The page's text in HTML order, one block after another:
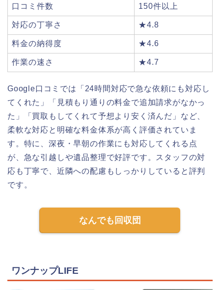
口コミ件数 150件以上
対応の丁寧さ ★4.8
料金の納得度 ★4.6
作業の速さ ★4.7
Google口コミでは「24時間対応で急な依頼にも対応し
てくれた」「見積もり通りの料金で追加請求がなかっ
た」「買取もしてくれて予想より安く済んだ」など、
柔軟な対応と明確な料金体系が高く評価されていま
す。特に、深夜・早朝の作業にも対応してくれる点
が、急な引越しや遺品整理で好評です。スタッフの対
応も丁寧で、近隣への配慮もしっかりしていると評判
です。
なんでも回収団
ワンナップLIFE